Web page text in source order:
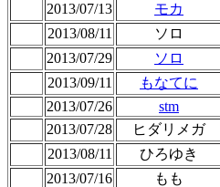
2013/07/13
モカ
2013/08/11
ソロ
2013/07/29
ソロ
2013/09/11
もなてに
2013/07/26
stm
2013/07/28
ヒダリメガ
2013/08/11
ひろゆき
2013/07/16
もも